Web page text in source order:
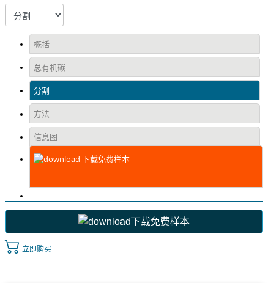
概括
总有机碳
分割
方法
信息图
下载免费样本
下载免费样本
立即购买